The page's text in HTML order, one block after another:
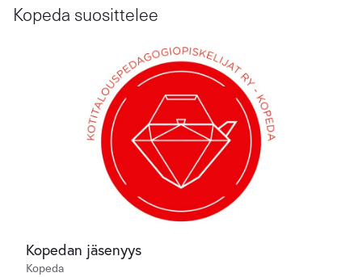
Kopeda suosittelee
Kopedan jäsenyys
Kopeda